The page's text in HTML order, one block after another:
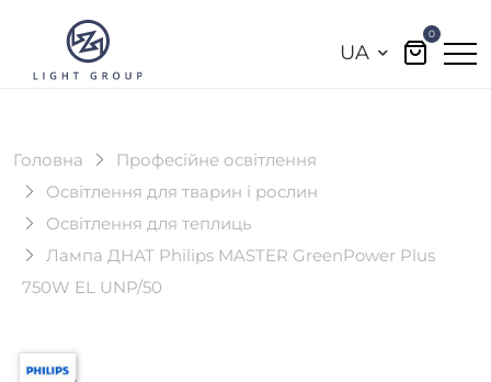
UA
0
Головна
Професійне освітлення
Освітлення для тварин і рослин
Освітлення для теплиць
Лампа ДНАТ Philips MASTER GreenPower Plus
750W EL UNP/50